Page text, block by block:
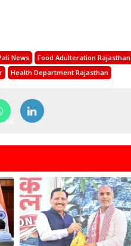
News
Food Adulteration Rajasthan
Health Department Rajasthan